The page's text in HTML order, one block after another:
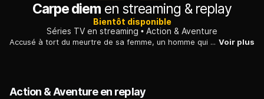
Carpe diem en streaming & replay
Bientôt disponible
Séries TV en streaming
Action & Aventure
Accusé à tort du meurtre de sa femme, un homme qui vient de passer 17 ans en prison devient avocat et ouvre son cabinet, résolu à retrouver le véritable assassin. Voir plus
Action & Aventure en replay